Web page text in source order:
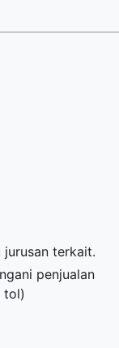
jurusan terkait.
penjualan
tol)